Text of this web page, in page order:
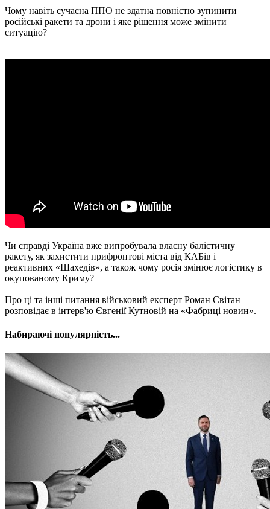
Чому навіть сучасна ППО не здатна повністю зупинити
російські ракети та дрони і яке рішення може змінити
ситуацію?
Чи справді Україна вже випробувала власну балістичну
ракету, як захистити прифронтові міста від КАБів і
реактивних «Шахедів», а також чому росія змінює логістику в
окупованому Криму?
Про ці та інші питання військовий експерт Роман Світан
розповідає в інтерв'ю Євгенії Кутновій на «Фабриці новин».
Набираючі популярність...